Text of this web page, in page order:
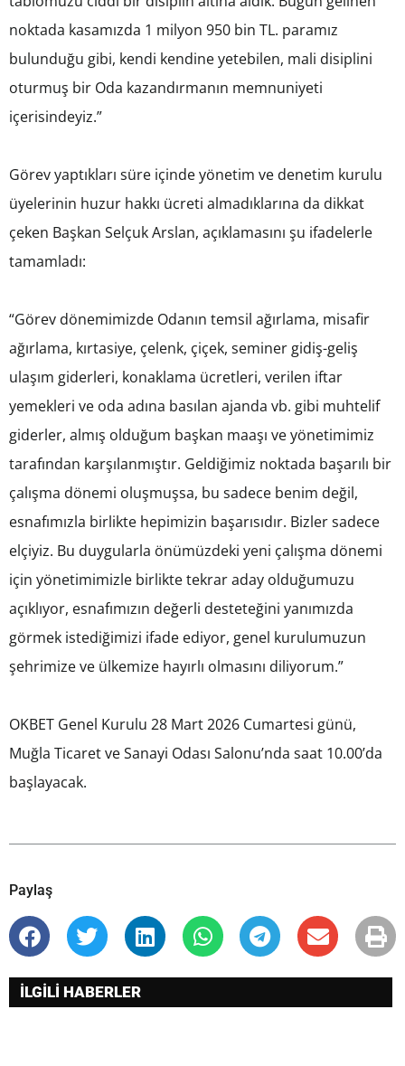
noktada kasamızda 1 milyon 950 bin TL. paramız
bulunduğu gibi, kendi kendine yetebilen, mali disiplini
oturmuş bir Oda kazandırmanın memnuniyeti
içerisindeyiz.”
Görev yaptıkları süre içinde yönetim ve denetim kurulu
üyelerinin huzur hakkı ücreti almadıklarına da dikkat
çeken Başkan Selçuk Arslan, açıklamasını şu ifadelerle
tamamladı:
“Görev dönemimizde Odanın temsil ağırlama, misafir
ağırlama, kırtasiye, çelenk, çiçek, seminer gidiş-geliş
ulaşım giderleri, konaklama ücretleri, verilen iftar
yemekleri ve oda adına basılan ajanda vb. gibi muhtelif
giderler, almış olduğum başkan maaşı ve yönetimimiz
tarafından karşılanmıştır. Geldiğimiz noktada başarılı bir
çalışma dönemi oluşmuşsa, bu sadece benim değil,
esnafımızla birlikte hepimizin başarısıdır. Bizler sadece
elçiyiz. Bu duygularla önümüzdeki yeni çalışma dönemi
için yönetimimizle birlikte tekrar aday olduğumuzu
açıklıyor, esnafımızın değerli desteteğini yanımızda
görmek istediğimizi ifade ediyor, genel kurulumuzun
şehrimize ve ülkemize hayırlı olmasını diliyorum.”
OKBET Genel Kurulu 28 Mart 2026 Cumartesi günü,
Muğla Ticaret ve Sanayi Odası Salonu’nda saat 10.00’da
başlayacak.
Paylaş
İLGİLİ HABERLER